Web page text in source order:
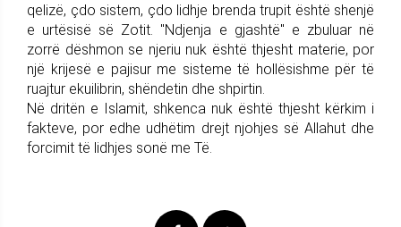
qelizë, çdo sistem, çdo lidhje brenda trupit është shenjë
e urtësisë së Zotit. "Ndjenja e gjashtë" e zbuluar në
zorrë dëshmon se njeriu nuk është thjesht materie, por
një krijesë e pajisur me sisteme të hollësishme për të
ruajtur ekuilibrin, shëndetin dhe shpirtin.
Në dritën e Islamit, shkenca nuk është thjesht kërkim i
fakteve, por edhe udhëtim drejt njohjes së Allahut dhe
forcimit të lidhjes sonë me Të.